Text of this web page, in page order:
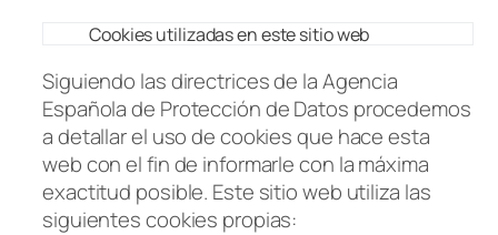
Cookies utilizadas en este sitio web
Siguiendo las directrices de la Agencia
Española de Protección de Datos procedemos
a detallar el uso de cookies que hace esta
web con el fin de informarle con la máxima
exactitud posible. Este sitio web utiliza las
siguientes cookies propias: